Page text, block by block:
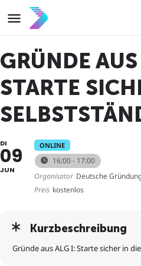
GRÜNDE
STARTE
DI
09
JUN
ONLINE
16:00 - 17:00
Organisator Deutsche
Preis kostenlos
Kurzbeschreibung
Gründe aus ALG I: Starte sicher in